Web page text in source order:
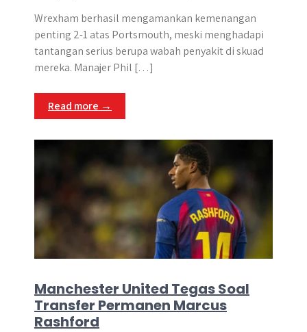
Wrexham berhasil mengamankan kemenangan
penting 2-1 atas Portsmouth, meski menghadapi
tantangan serius berupa wabah penyakit di skuad
mereka. Manajer Phil […]
Read more →
Manchester United Tegas Soal
Transfer Permanen Marcus
Rashford